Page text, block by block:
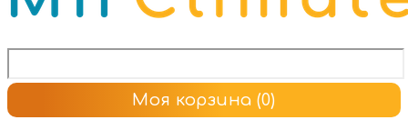
Моя корзина (0)